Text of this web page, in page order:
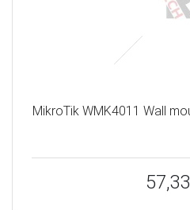
MikroTik WMK4011 Wall